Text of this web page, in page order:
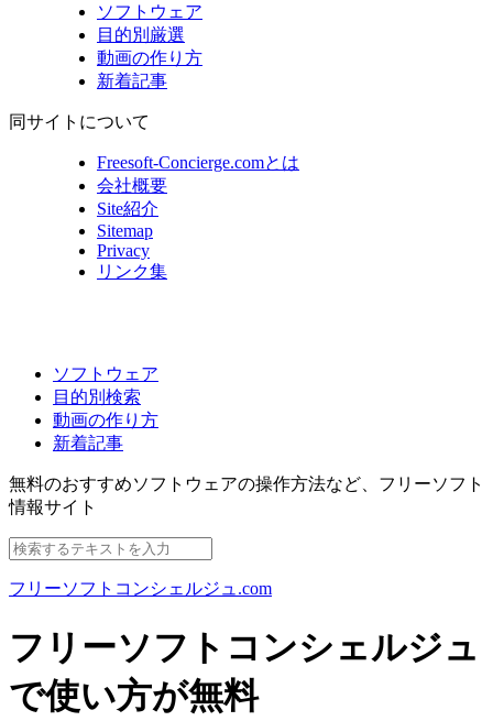
ソフトウェア
目的別厳選
動画の作り方
新着記事
同サイトについて
Freesoft-Concierge.comとは
会社概要
Site紹介
Sitemap
Privacy
リンク集
ソフトウェア
目的別検索
動画の作り方
新着記事
無料のおすすめソフトウェアの操作方法など、 フリーソフト
情報サイト
フリーソフトコンシェルジュ.com
フリーソフトコンシェルジュ
で使い方が無料